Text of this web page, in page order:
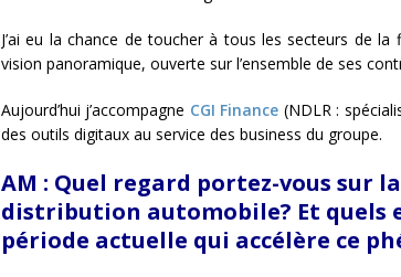
J’ai eu la chance de toucher à tous les secteurs de
vision panoramique, ouverte sur l’ensemble de ses
Aujourd’hui j’accompagne CGI Finance (NDLR :
des outils digitaux au service des business du groupe.
AM : Quel regard portez-vous sur
distribution automobile? Et
période actuelle qui accélère ce